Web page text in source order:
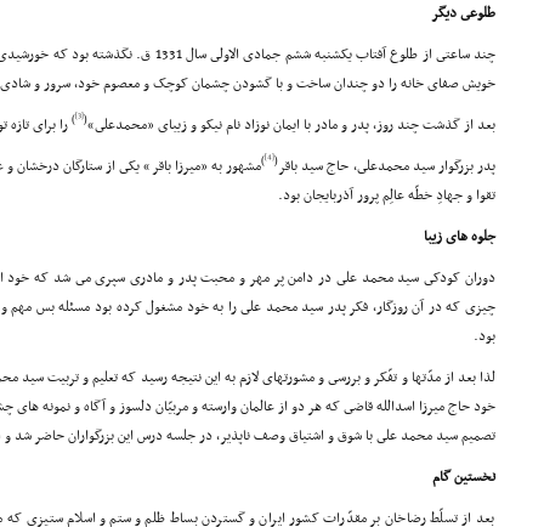
طلوعى دیگر
چند ساعتى از طلوع آفتاب یکشنبه ششم جمادى
خویش صفاى خانه را دو چندان ساخت و با گشودن چشمان کوچک و معصوم خود، سرور و شادى
بعد از گذشت چند روز، پدر و مادر با ایمان نوزاد نام نیکو و زیباى «محمدعلى»(
[3]
)را براى
پدر بزرگوار سید محمدعلى، حاج سید باقر(
[4]
)مشهور به «میرزا باقر» یکى از ستارگان درخشان
تقوا و جهادِ خطّه عالِم پرور آذربایجان بود.
جلوه هاى زیبا
دوران کودکى سید محمد على در دامن پر مهر و محبت پدر و مادرى سپرى مى شد که خود از
چیزى که در آن روزگار، فکر پدر سید محمد على را به خود مشغول کرده بود مسئله بس مهم و
بود.
لذا بعد از مدّتها و تفّکر و بررسى و مشورتهاى لازم به این نتیجه رسید که تعلیم و تربیت سید
خود حاج میرزا اسدالله قاضى که هر دو از عالمان وارسته و مربیّان دلسوز و آگاه و نمونه هاى
تصمیم سید محمد على با شوق و اشتیاق وصف ناپذیر، در جلسه درس این بزرگواران حاضر شد و
نخستین گام
بعد از تسلّط رضاخان بر مقدّرات کشور ایران و گستردن بساط ظلم و ستم و اسلام ستیزى که